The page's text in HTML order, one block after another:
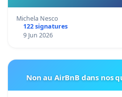
Michela Nesco
122 signatures
9 Jun 2026
Non au AirBnB dans nos